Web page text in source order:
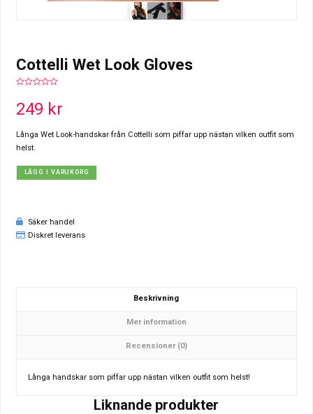
Cottelli Wet Look Gloves
of
5
249 kr
Långa Wet Look-handskar från Cottelli som piffar upp nästan vilken outfit som
helst.
LÄGG I VARUKORG
Säker handel
Diskret leverans
Beskrivning
Mer information
Recensioner (0)
Långa handskar som piffar upp nästan vilken outfit som helst!
Liknande produkter